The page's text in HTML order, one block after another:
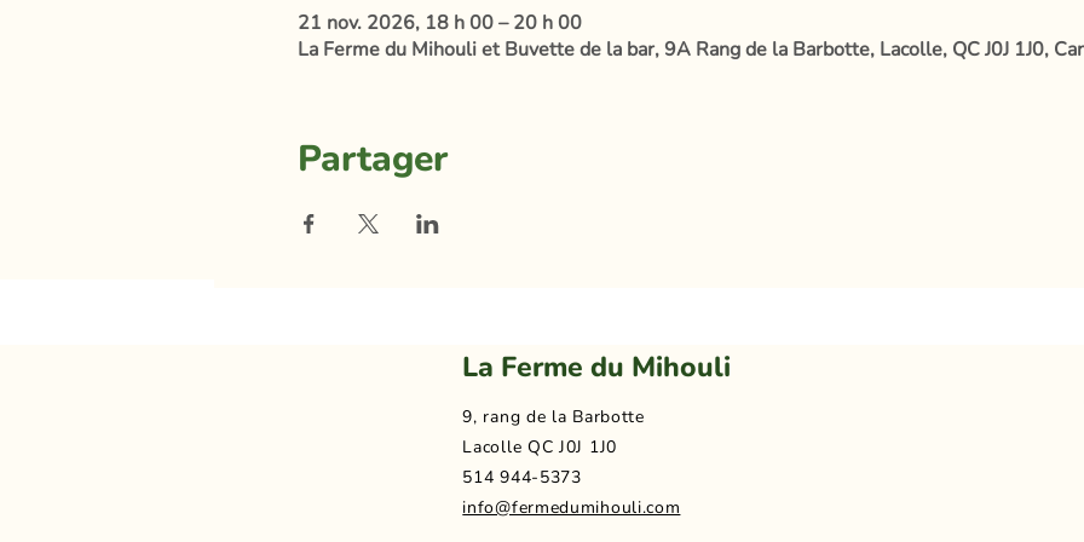
21 nov. 2026, 18 h 00 – 20 h 00
La Ferme du Mihouli et Buvette de la bar, 9A Rang de la Barbotte, Lacolle, QC J0J 1J0,
Partager
La Ferme du Mihouli
9, rang de la Barbotte
Lacolle QC J0J 1J0
514 944-5373
info@fermedumihouli.com